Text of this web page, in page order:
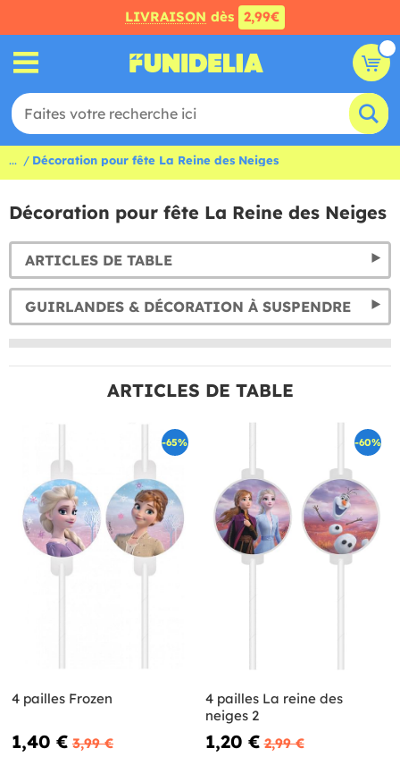
LIVRAISON dès 2,99€
... Décoration pour fête La Reine des Neiges
Décoration pour fête La Reine des Neiges
ARTICLES DE TABLE
GUIRLANDES & DÉCORATION À SUSPENDRE
ARTICLES DE TABLE
-65%
4 pailles Frozen
1,40 € 3,99 €
-60%
4 pailles La reine des
neiges 2
1,20 € 2,99 €